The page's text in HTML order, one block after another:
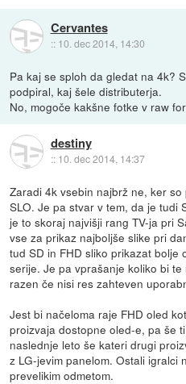
Cervantes
:: 10. dec 2014, 14:30
Pa kaj se sploh da gledat na 4k?
podpiral, kaj šele distributerja.
No, mogoče kakšne fotke v raw
destiny
:: 10. dec 2014, 14:37
Zaradi 4k vsebin najbrž ne, ker
SLO. Je pa stvar v tem, da je tudi
je to skoraj najvišji rang TV-ja pri
vse za prikaz najboljše slike pri
tud SD in FHD sliko prikazat bolje
serije. Je pa vprašanje koliko bi
razen če nisi res zahteven
Jest bi načeloma raje FHD oled
proizvaja dostopne oled-e, pa še
naslednje leto še kateri drugi
z LG-jevim panelom. Ostali igralci
prevelikim odmetom.